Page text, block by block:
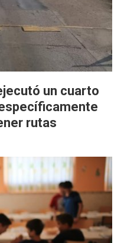
un cuarto
rutas